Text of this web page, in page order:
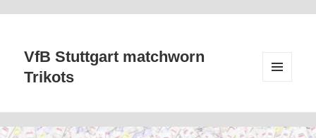
VfB Stuttgart matchworn
Trikots